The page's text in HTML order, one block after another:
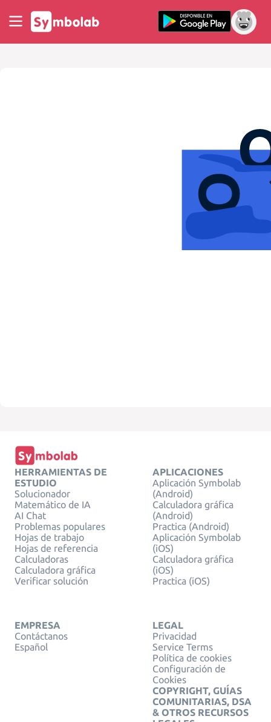
HERRAMIENTAS DE
ESTUDIO
Solucionador
Matemático de IA
AI Chat
Problemas populares
Hojas de trabajo
Hojas de referencia
Calculadoras
Calculadora gráfica
Verificar solución
APLICACIONES
Aplicación Symbolab
(Android)
Calculadora gráfica
(Android)
Practica (Android)
Aplicación Symbolab
(iOS)
Calculadora gráfica
(iOS)
Practica (iOS)
EMPRESA
Contáctanos
Español
LEGAL
Privacidad
Service Terms
Política de cookies
Configuración de
Cookies
COPYRIGHT, GUÍAS
COMUNITARIAS, DSA
& OTROS RECURSOS